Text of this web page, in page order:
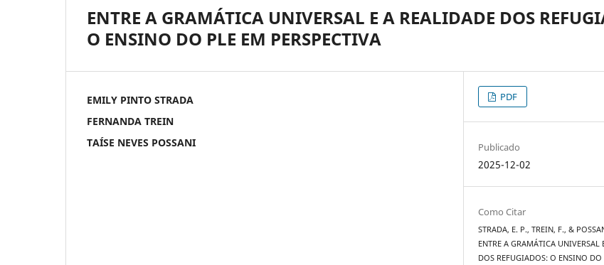
ENTRE A GRAMÁTICA UNIVERSAL E A REALIDADE DOS
O ENSINO DO PLE EM PERSPECTIVA
EMILY PINTO STRADA
FERNANDA TREIN
TAÍSE NEVES POSSANI
PDF
Publicado
2025-12-02
Como Citar
STRADA, E. P., TREIN, F., &
ENTRE A GRAMÁTICA UNIVERSAL
DOS REFUGIADOS: O ENSINO DO